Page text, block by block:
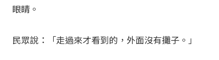
眼睛。
民眾說：「走過來才看到的，外面沒有攤子。」